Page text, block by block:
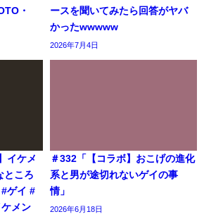
・
ースを聞いてみたら回答がヤバ
かったwwwww
2026年7月4日
イケメ
ところ
ゲイ #
メン
＃332「【コラボ】おこげの進化
系と男が途切れないゲイの事
情」
2026年6月18日